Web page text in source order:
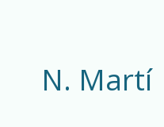
N. Martí